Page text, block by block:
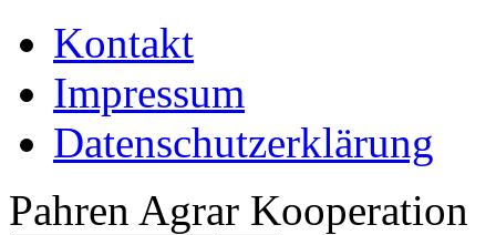
Kontakt
Impressum
Datenschutzerklärung
Pahren Agrar Kooperation